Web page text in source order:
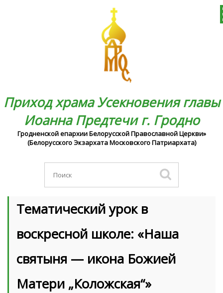
Приход храма Усекновения главы
Иоанна Предтечи г. Гродно
Гродненской епархии Белорусской Православной Церкви»
(Белорусского Экзархата Московского Патриархата)
Тематический урок в
воскресной школе: «Наша
святыня — икона Божией
Матери „Коложская“»